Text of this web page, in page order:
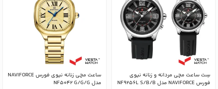
سِت ساعت مچی مردانه و زنانه نیوی
فورس NAVIFORCE مدل NF9256L S/B/B
ساعت مچی زنانه نیوی فورس NAVIFORCE
مدل NF5042 G/G/G